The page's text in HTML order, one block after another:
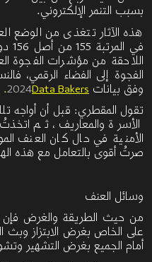
بسبب التنمر الإلكتروني.
هذه الآثار تتغذى من الوضع
في المرتبة 155 من أصل 156 دولة في
اللاحقة من مؤشرات الفجوة
الفجوة إلى الفضاء الرقمي،
وفق بيانات Data Bakers
.
تقول المقطري: قبل أن أواجه
الأسرة والمعاريف، ثم
الأمنية في حال كان العنف
صرتُ أقوى بالتعامل مع هذه
وسائل العنف
من حيث الطريقة والغرض
أمام الجميع بغرض التشهير